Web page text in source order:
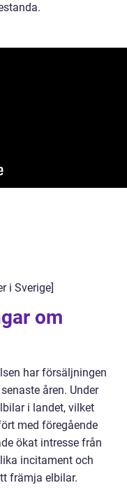
i Sverige]
om
har försäljningen
åren. Under
i landet, vilket
med föregående
ökat intresse från
incitament och
främja elbilar.